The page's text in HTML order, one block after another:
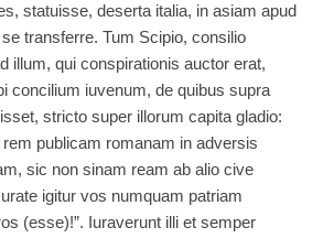
statuisse, deserta italia, in asiam apud
transferre. Tum Scipio, consilio
illum, qui conspirationis auctor erat,
concilium iuvenum, de quibus supra
stricto super illorum capita gladio:
rem publicam romanam in adversis
sic non sinam ream ab alio cive
igitur vos numquam patriam
(esse)!”. Iuraverunt illi et semper